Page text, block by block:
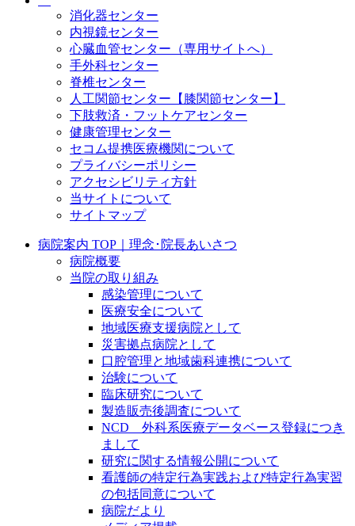
消化器センター
内視鏡センター
心臓血管センター（専用サイトへ）
手外科センター
脊椎センター
人工関節センター【膝関節センター】
下肢救済・フットケアセンター
健康管理センター
セコム提携医療機関について
プライバシーポリシー
アクセシビリティ方針
当サイトについて
サイトマップ
病院案内 TOP｜理念･院長あいさつ
病院概要
当院の取り組み
感染管理について
医療安全について
地域医療支援病院として
災害拠点病院として
口腔管理と地域歯科連携について
治験について
臨床研究について
製造販売後調査について
NCD 外科系医療データベース登録につき
まして
研究に関する情報公開について
看護師の特定行為実践および特定行為実習
の包括同意について
病院だより